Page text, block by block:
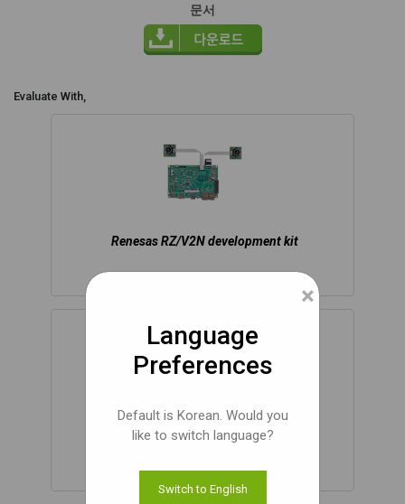
문서
Evaluate With,
Renesas RZ/V2N development kit
Renesas RZ/V2H development kit
×
Language
Preferences
Default is Korean. Would you
like to switch language?
Switch to English